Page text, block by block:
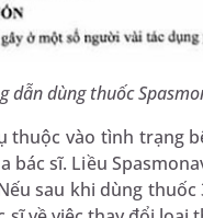
dẫn dùng thuốc
thuộc vào tình trạng
sĩ. Liều
sau khi dùng